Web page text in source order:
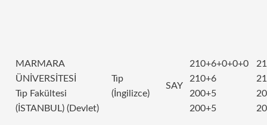
MARMARA
ÜNİVERSİTESİ
Tıp Fakültesi
(İSTANBUL) (Devlet)
Tıp
(İngilizce)
SAY
210+6+0+0+0
210+6
200+5
200+5